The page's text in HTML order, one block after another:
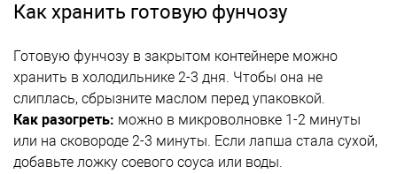
Как хранить готовую фунчозу
Готовую фунчозу в закрытом контейнере можно
хранить в холодильнике 2-3 дня. Чтобы она не
слиплась, сбрызните маслом перед упаковкой.
Как разогреть: можно в микроволновке 1-2 минуты
или на сковороде 2-3 минуты. Если лапша стала сухой,
добавьте ложку соевого соуса или воды.